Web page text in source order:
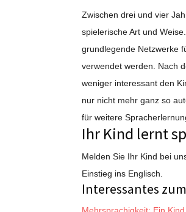
Zwischen drei und vier
spielerische Art und
grundlegende Netzwerke
verwendet werden. Nach
weniger interessant den
nur nicht mehr ganz so
für weitere
Ihr Kind lernt
Melden Sie Ihr Kind bei
Einstieg ins Englisch.
Interessantes